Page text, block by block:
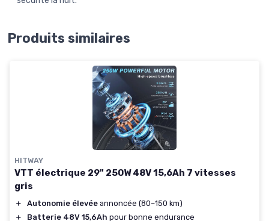
Produits similaires
HITWAY
VTT électrique 29" 250W 48V 15,6Ah 7 vitesses
gris
＋ Autonomie élevée annoncée (80–150 km)
＋
Batterie 48V 15,6Ah pour bonne endurance